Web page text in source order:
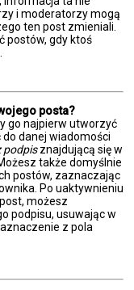
i moderatorzy mogą
ten post zmieniali.
postów, gdy ktoś
posta?
go najpierw utworzyć
do danej wiadomości
podpisznajdującą się w
także domyślnie
postów, zaznaczając
Po uaktywnieniu
możesz
podpisu, usuwając w
z pola